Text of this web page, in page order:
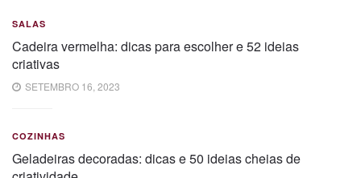
SALAS
Cadeira vermelha: dicas para escolher e 52 ideias
criativas
SETEMBRO 16, 2023
COZINHAS
Geladeiras decoradas: dicas e 50 ideias cheias de